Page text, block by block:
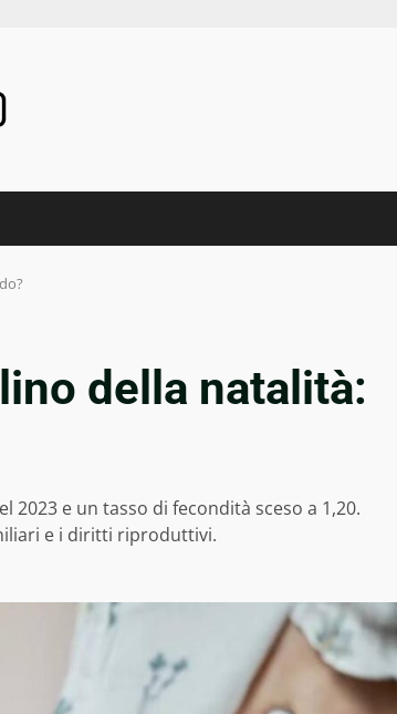
della natalità:
2023 e un tasso di fecondità sceso a 1,20.
e i diritti riproduttivi.